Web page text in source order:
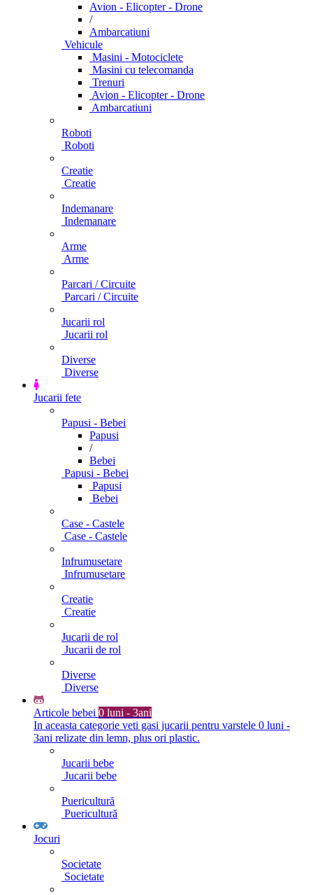
Avion - Elicopter - Drone
/
Ambarcatiuni
Vehicule
Masini - Motociclete
Masini cu telecomanda
Trenuri
Avion - Elicopter - Drone
Ambarcatiuni
Roboti
Roboti
Creatie
Creatie
Indemanare
Indemanare
Arme
Arme
Parcari / Circuite
Parcari / Circuite
Jucarii rol
Jucarii rol
Diverse
Diverse
Jucarii fete
Papusi - Bebei
Papusi
/
Bebei
Papusi - Bebei
Papusi
Bebei
Case - Castele
Case - Castele
Infrumusetare
Infrumusetare
Creatie
Creatie
Jucarii de rol
Jucarii de rol
Diverse
Diverse
Articole bebei 0 luni - 3ani
In aceasta categorie veti gasi jucarii pentru varstele 0 luni -
3ani relizate din lemn, plus ori plastic.
Jucarii bebe
Jucarii bebe
Puericultură
Puericultură
Jocuri
Societate
Societate